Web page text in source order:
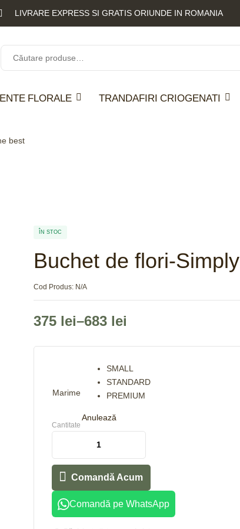
LIVRARE EXPRESS SI GRATIS ORIUNDE IN ROMANIA
FLORALE TRANDAFIRI CRIOGENATI
best
ÎN STOC
Buchet de flori-
Cod Produs: N/A
375 lei–683 lei
Marime
SMALL
STANDARD
PREMIUM
Anulează
Cantitate
Comandă Acum
Comandă pe WhatsApp